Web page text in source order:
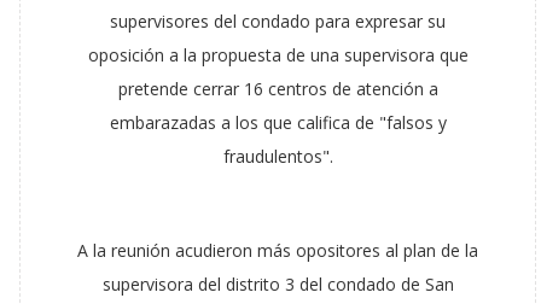
supervisores del condado para expresar su
oposición a la propuesta de una supervisora que
pretende cerrar 16 centros de atención a
embarazadas a los que califica de "falsos y
fraudulentos".
A la reunión acudieron más opositores al plan de la
supervisora del distrito 3 del condado de San